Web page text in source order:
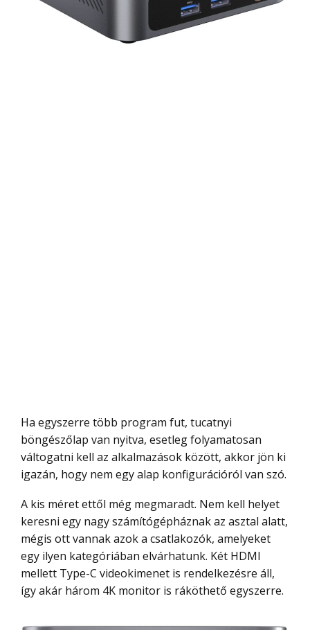
Ha egyszerre több program fut, tucatnyi
böngészőlap van nyitva, esetleg folyamatosan
váltogatni kell az alkalmazások között, akkor jön ki
igazán, hogy nem egy alap konfigurációról van szó.
A kis méret ettől még megmaradt. Nem kell helyet
keresni egy nagy számítógépháznak az asztal alatt,
mégis ott vannak azok a csatlakozók, amelyeket
egy ilyen kategóriában elvárhatunk. Két HDMI
mellett Type-C videokimenet is rendelkezésre áll,
így akár három 4K monitor is ráköthető egyszerre.